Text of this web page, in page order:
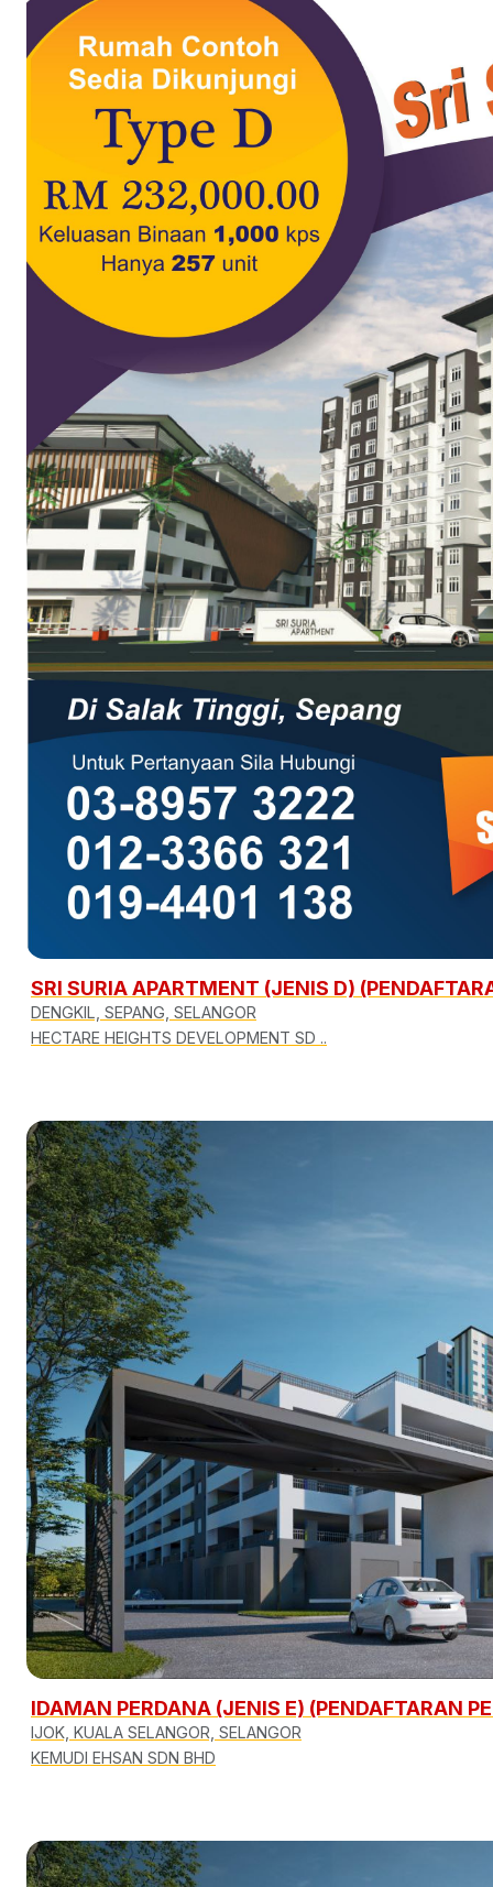
SRI SURIA APARTMENT (JENIS D)
DENGKIL, SEPANG, SELANGOR
HECTARE HEIGHTS DEVELOPMENT SD ..
IDAMAN PERDANA (JENIS E) (PENDAFTARAN
IJOK, KUALA SELANGOR, SELANGOR
KEMUDI EHSAN SDN BHD